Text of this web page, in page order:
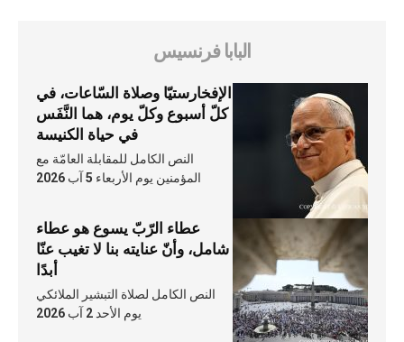
البابا فرنسيس
الإفخارستيّا وصلاة السّاعات، في
كلّ أسبوع وكلّ يوم، هما النَّفَس
في حياة الكنيسة
النص الكامل للمقابلة العامّة مع
المؤمنين يوم الأربعاء 5 آب 2026
عطاء الرّبّ يسوع هو عطاء
شامل، وأنّ عنايته بنا لا تغيب عنّا
أبدًا
النص الكامل لصلاة التبشير الملائكي
يوم الأحد 2 آب 2026